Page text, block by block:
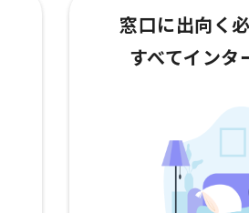
窓口に出向く
すべてインタ